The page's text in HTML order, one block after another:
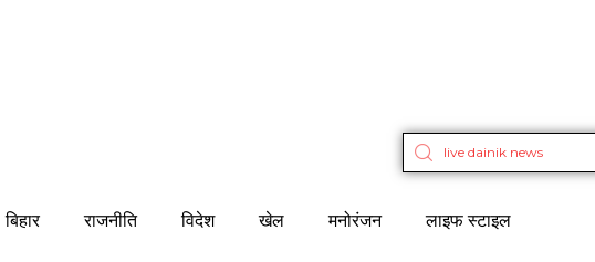
बिहार राजनीति विदेश खेल मनोरंजन लाइफ स्टाइल